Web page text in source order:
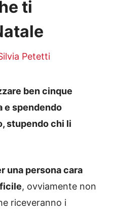
ti
Petetti
ben cinque
e spendendo
stupendo chi li
una persona cara
, ovviamente non
riceveranno i